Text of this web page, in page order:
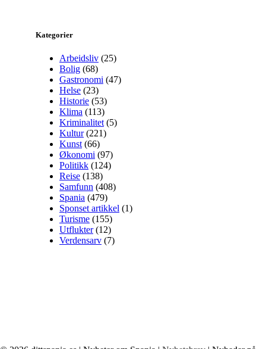
Kategorier
Arbeidsliv (25)
Bolig (68)
Gastronomi (47)
Helse (23)
Historie (53)
Klima (113)
Kriminalitet (5)
Kultur(221)
Kunst (66)
Økonomi (97)
Politikk (124)
Reise (138)
Samfunn (408)
Spania (479)
Sponset artikkel (1)
Turisme (155)
Utflukter(12)
Verdensarv (7)